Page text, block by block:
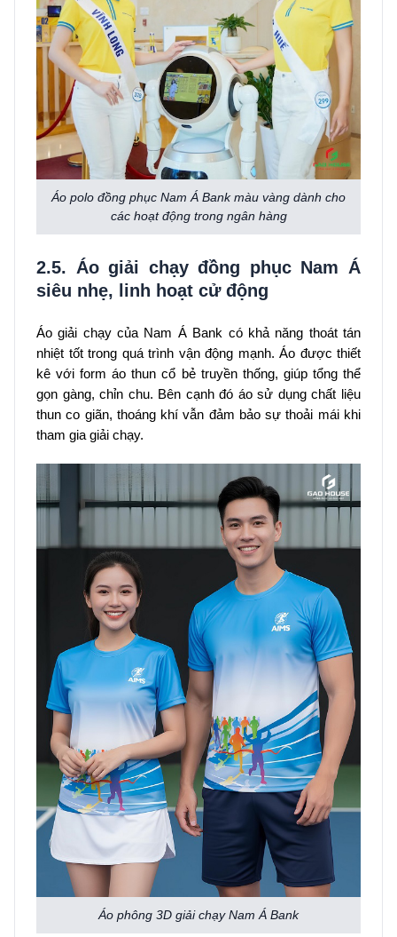
Áo polo đồng phục Nam Á Bank màu vàng dành cho
các hoạt động trong ngân hàng
2.5. Áo giải chạy đồng phục Nam Á
siêu nhẹ, linh hoạt cử động
Áo giải chạy của Nam Á Bank có khả năng thoát tán
nhiệt tốt trong quá trình vận động mạnh. Áo được thiết
kê với form áo thun cổ bẻ truyền thống, giúp tổng thể
gọn gàng, chỉn chu. Bên cạnh đó áo sử dụng chất liệu
thun co giãn, thoáng khí vẫn đảm bảo sự thoải mái khi
tham gia giải chạy.
Áo phông 3D giải chạy Nam Á Bank